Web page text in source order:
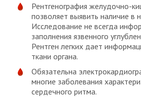
Рентгенография желудочно-
позволяет выявить наличие в
Исследование не всегда
заполнения язвенного
Рентген легких дает
ткани органа.
Обязательна
многие заболевания
сердечного ритма.